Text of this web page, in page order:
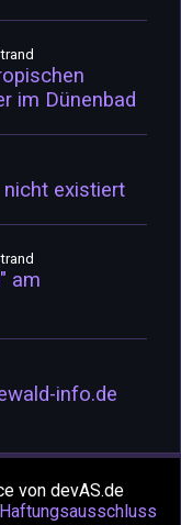
im Dünenbad
nicht existiert
am
info.de
von devAS.de
Haftungsausschluss